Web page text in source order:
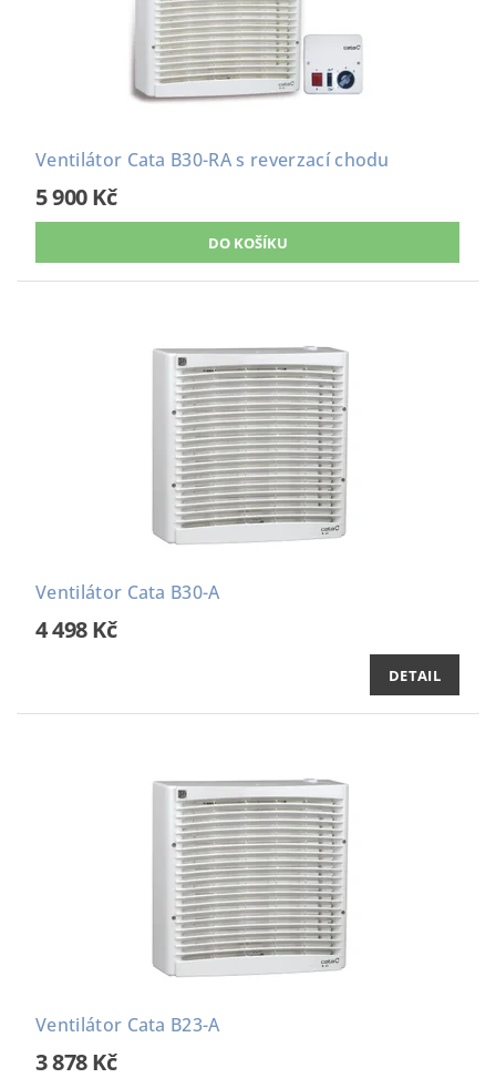
Ventilátor Cata B30-RA s reverzací chodu
5 900 Kč
Ventilátor Cata B30-A
4 498 Kč
DETAIL
Ventilátor Cata B23-A
3 878 Kč